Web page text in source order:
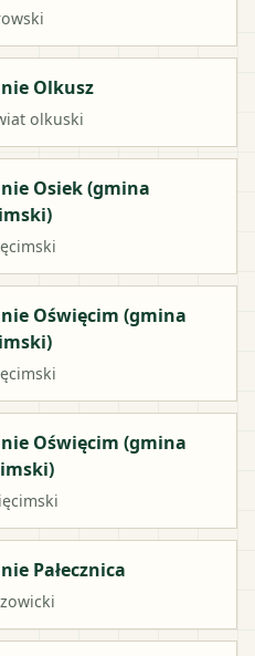
Olkusz
olkuski
Osiek (gmina
Oświęcim (gmina
Oświęcim (gmina
Pałecznica